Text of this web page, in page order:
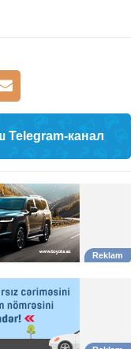
Telegram-канал